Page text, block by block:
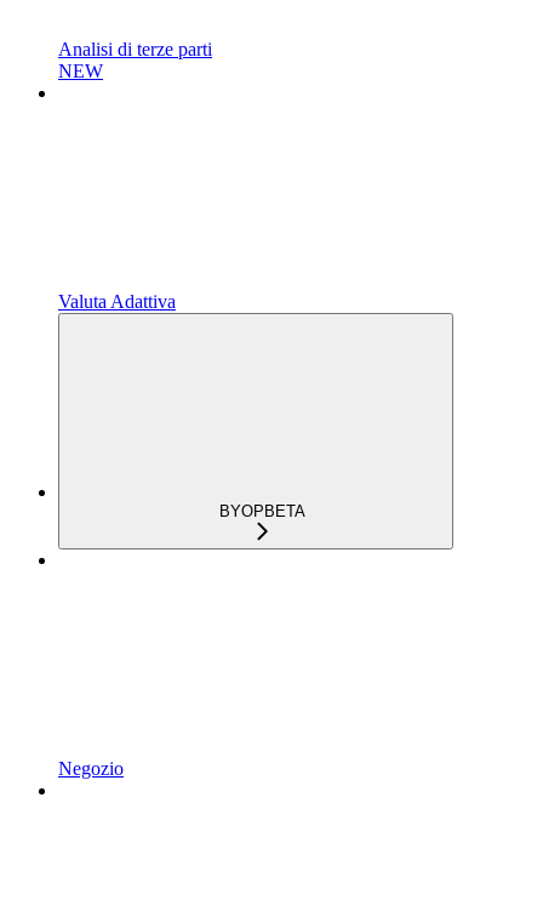
Analisi di terze parti
NEW
Valuta Adattiva
BYOPBETA
Negozio